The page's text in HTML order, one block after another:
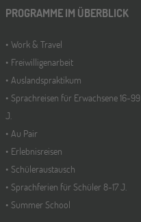
PROGRAMME IM ÜBERBLICK
Work & Travel
Freiwilligenarbeit
Auslandspraktikum
Sprachreisen für Erwachsene 16-99
J.
Au Pair
Erlebnisreisen
Schüleraustausch
Sprachferien für Schüler 8-17 J.
Summer School